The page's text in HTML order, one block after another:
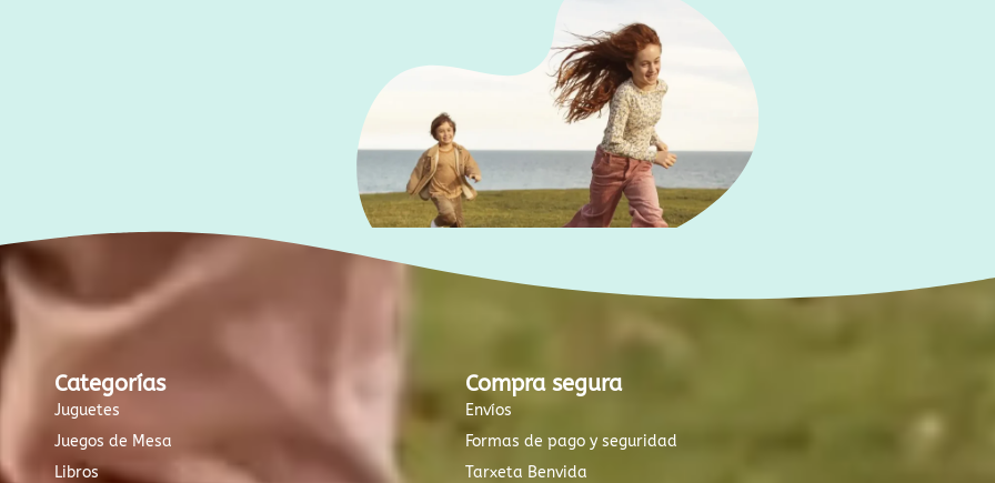
Categorías
Juguetes
Juegos de Mesa
Libros
Compra segura
Envíos
Formas de pago y seguridad
Tarxeta Benvida